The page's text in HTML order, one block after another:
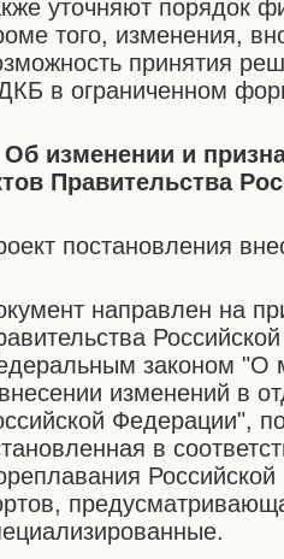
уточняют порядок
того, изменения,
принятия
в ограниченном
Об изменении и
Правительства
постановления
направлен на
законом "О
изменений в
Федерации",
в